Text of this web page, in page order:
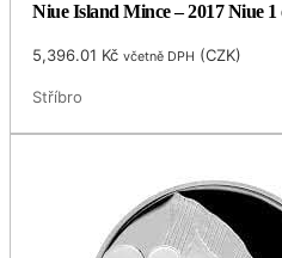
Niue Island Mince – 2017 Niue
5,396.01 Kč včetně DPH (CZK)
Stříbro